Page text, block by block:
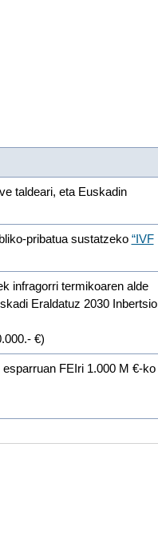
taldeari, eta Euskadin
pribatua sustatzeko “IVF
infragorri termikoaren alde
Eraldatuz 2030 Inbertsio
€)
FEIri 1.000 M €-ko